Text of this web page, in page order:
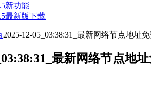
新功能
最新版下载
2025-12-05_03:38:31_最新网络节点地
最新网络节点